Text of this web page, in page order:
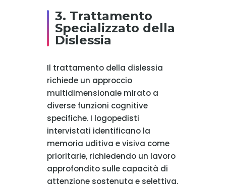
3. Trattamento
Specializzato della
Dislessia
Il trattamento della dislessia
richiede un approccio
multidimensionale mirato a
diverse funzioni cognitive
specifiche. I logopedisti
intervistati identificano la
memoria uditiva e visiva come
prioritarie, richiedendo un lavoro
approfondito sulle capacità di
attenzione sostenuta e selettiva.